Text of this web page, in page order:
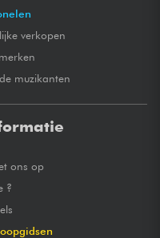
verkopen
muzikanten
ons op
?